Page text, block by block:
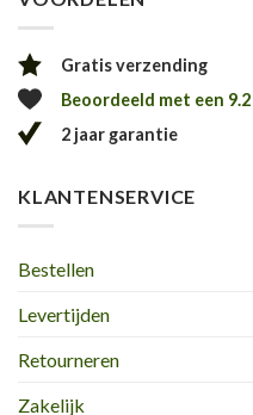
Gratis verzending
Beoordeeld met een 9.2
2 jaar garantie
KLANTENSERVICE
Bestellen
Levertijden
Retourneren
Zakelijk